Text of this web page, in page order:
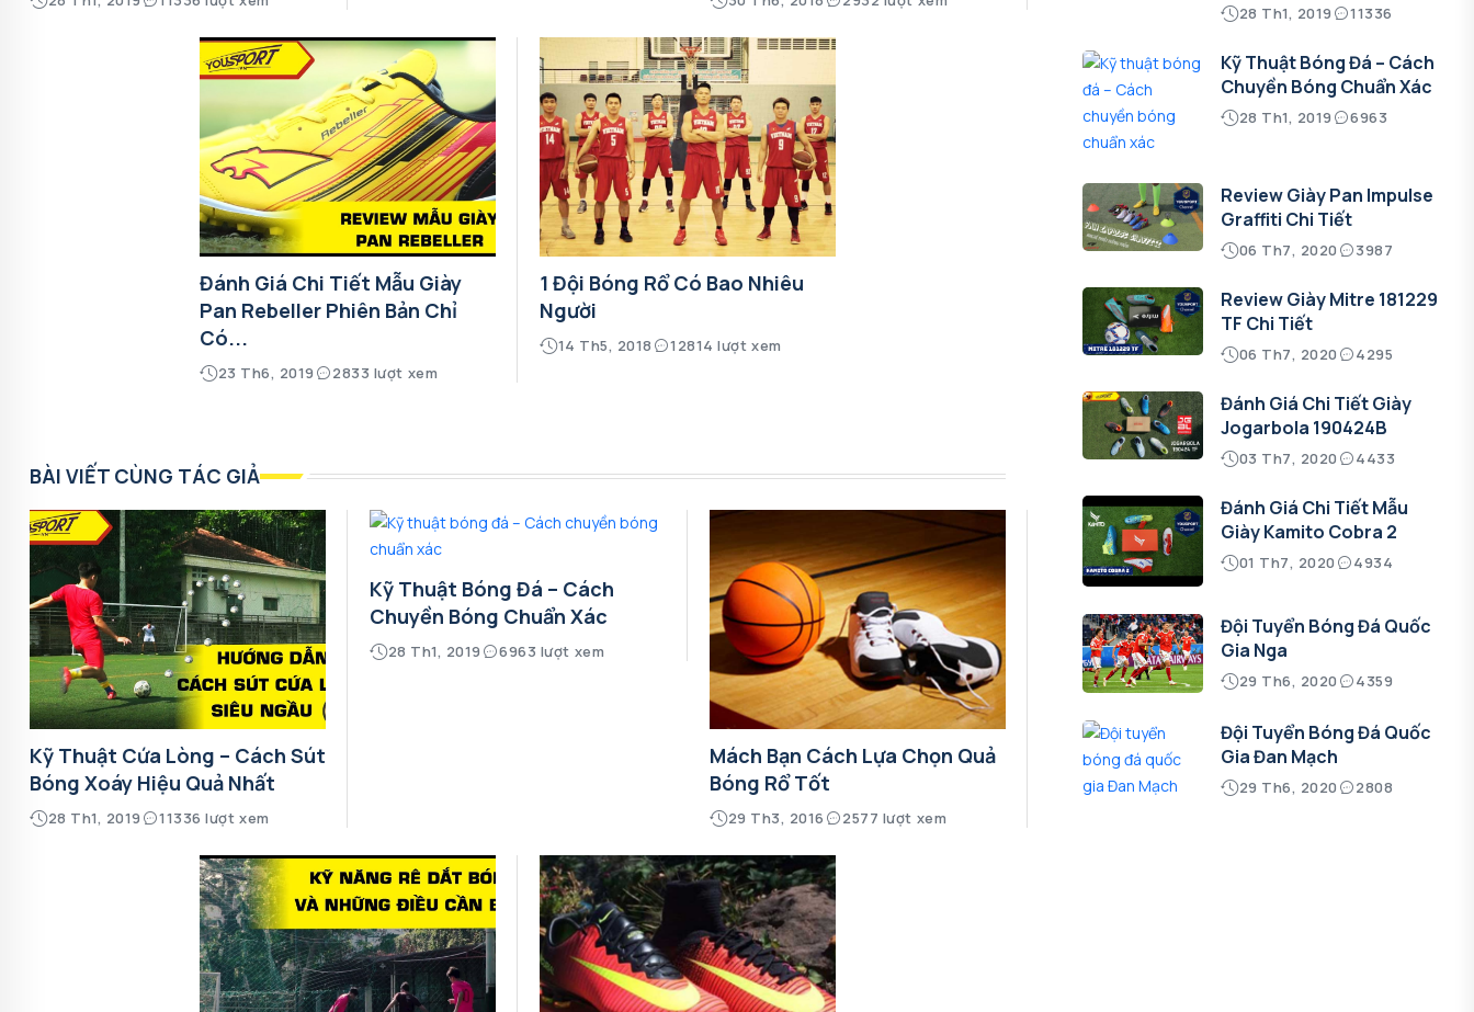
Đánh Giá Chi Tiết Mẫu Giày
Pan Rebeller Phiên Bản Chỉ
Có...
23 Th6, 2019 2833 lượt xem
1 Đội Bóng Rổ Có Bao Nhiêu
Người
14 Th5, 2018 12814 lượt xem
BÀI VIẾT CÙNG TÁC GIẢ
Kỹ Thuật Cứa Lòng – Cách Sút
Bóng Xoáy Hiệu Quả Nhất
28 Th1, 2019 11336 lượt xem
Kỹ Thuật Bóng Đá – Cách
Chuyền Bóng Chuẩn Xác
28 Th1, 2019 6963 lượt xem
Mách Bạn Cách Lựa Chọn Quả
Bóng Rổ Tốt
29 Th3, 2016 2577 lượt xem
28 Th1, 2019 11336
Kỹ Thuật Bóng Đá – Cách
Chuyền Bóng Chuẩn Xác
28 Th1, 2019 6963
Review Giày Pan Impulse
Graffiti Chi Tiết
06 Th7, 2020 3987
Review Giày Mitre 181229
TF Chi Tiết
06 Th7, 2020 4295
Đánh Giá Chi Tiết Giày
Jogarbola 190424B
03 Th7, 2020 4433
Đánh Giá Chi Tiết Mẫu
Giày Kamito Cobra 2
01 Th7, 2020 4934
Đội Tuyển Bóng Đá Quốc
Gia Nga
29 Th6, 2020 4359
Đội Tuyển Bóng Đá Quốc
Gia Đan Mạch
29 Th6, 2020 2808